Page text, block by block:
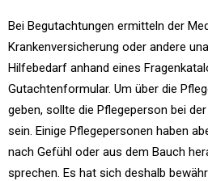
Bei Begutachtungen ermitteln der
Krankenversicherung oder andere
Hilfebedarf anhand eines
Gutachtenformular. Um über die
geben, sollte die Pflegeperson bei
sein. Einige Pflegepersonen haben
nach Gefühl oder aus dem Bauch
sprechen. Es hat sich deshalb